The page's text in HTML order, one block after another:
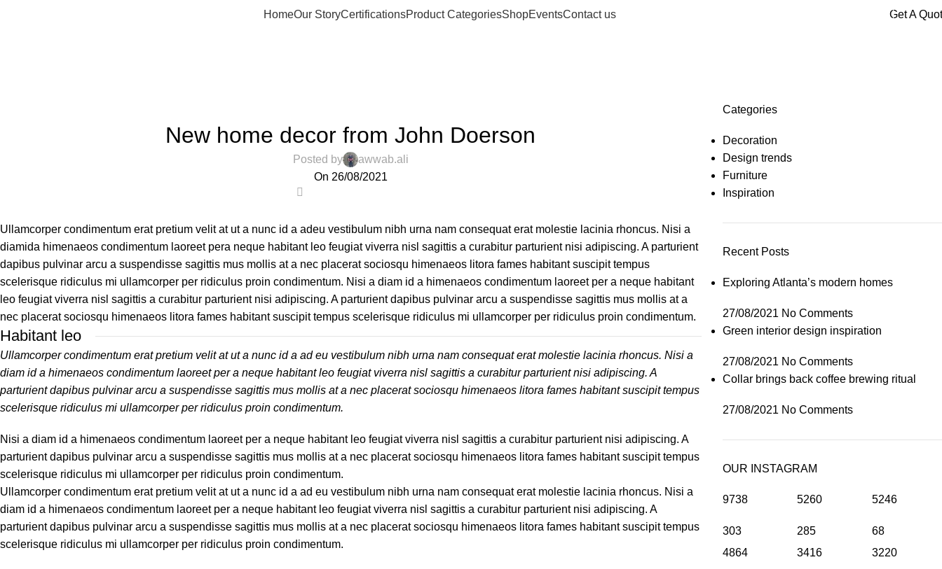
HomeOur StoryCertificationsProduct CategoriesShopEventsContact us Get A
New home decor from John Doerson
Posted by
awwab.ali
On 26/08/2021
Ullamcorper condimentum erat pretium velit at ut a nunc id a adeu vestibulum nibh urna nam consequat erat molestie lacinia rhoncus. Nisi a
diamida himenaeos condimentum laoreet pera neque habitant leo feugiat viverra nisl sagittis a curabitur parturient nisi adipiscing. A parturient
dapibus pulvinar arcu a suspendisse sagittis mus mollis at a nec placerat sociosqu himenaeos litora fames habitant suscipit tempus
scelerisque ridiculus mi ullamcorper per ridiculus proin condimentum. Nisi a diam id a himenaeos condimentum laoreet per a neque habitant
leo feugiat viverra nisl sagittis a curabitur parturient nisi adipiscing. A parturient dapibus pulvinar arcu a suspendisse sagittis mus mollis at a
nec placerat sociosqu himenaeos litora fames habitant suscipit tempus scelerisque ridiculus mi ullamcorper per ridiculus proin condimentum.
Habitant leo
Ullamcorper condimentum erat pretium velit at ut a nunc id a ad eu vestibulum nibh urna nam consequat erat molestie lacinia rhoncus. Nisi a
diam id a himenaeos condimentum laoreet per a neque habitant leo feugiat viverra nisl sagittis a curabitur parturient nisi adipiscing. A
parturient dapibus pulvinar arcu a suspendisse sagittis mus mollis at a nec placerat sociosqu himenaeos litora fames habitant suscipit tempus
scelerisque ridiculus mi ullamcorper per ridiculus proin condimentum.
Nisi a diam id a himenaeos condimentum laoreet per a neque habitant leo feugiat viverra nisl sagittis a curabitur parturient nisi adipiscing. A
parturient dapibus pulvinar arcu a suspendisse sagittis mus mollis at a nec placerat sociosqu himenaeos litora fames habitant suscipit tempus
scelerisque ridiculus mi ullamcorper per ridiculus proin condimentum.
Ullamcorper condimentum erat pretium velit at ut a nunc id a ad eu vestibulum nibh urna nam consequat erat molestie lacinia rhoncus. Nisi a
diam id a himenaeos condimentum laoreet per a neque habitant leo feugiat viverra nisl sagittis a curabitur parturient nisi adipiscing. A
parturient dapibus pulvinar arcu a suspendisse sagittis mus mollis at a nec placerat sociosqu himenaeos litora fames habitant suscipit tempus
scelerisque ridiculus mi ullamcorper per ridiculus proin condimentum.
Categories
Decoration
Design trends
Furniture
Inspiration
Recent Posts
Exploring Atlanta’s modern homes
27/08/2021 No Comments
Green interior design inspiration
27/08/2021 No Comments
Collar brings back coffee brewing ritual
27/08/2021 No Comments
OUR INSTAGRAM
9738
303
5260
285
5246
68
4864
3416 3220